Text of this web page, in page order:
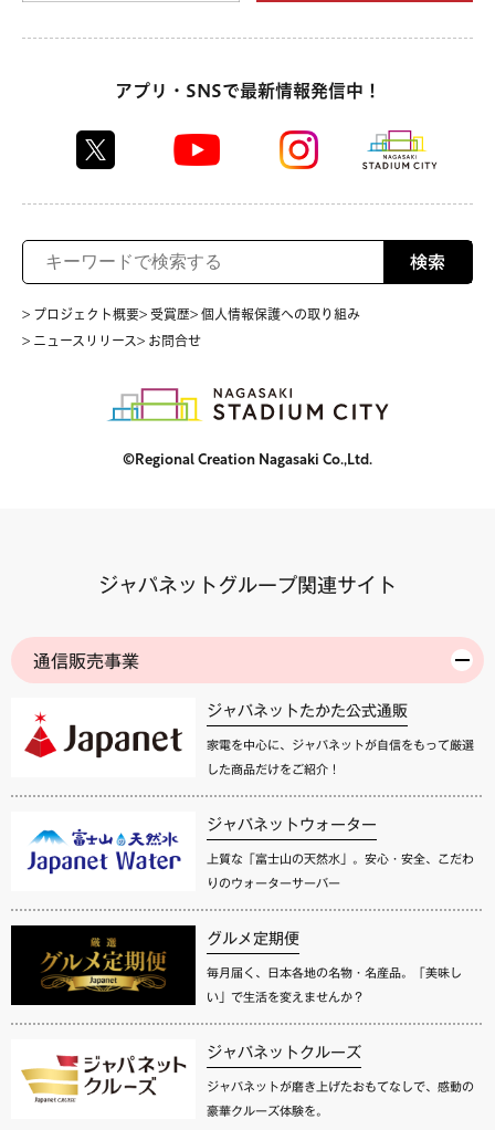
アプリ・SNSで最新情報発信中！
検索
> プロジェクト概要> 受賞歴> 個人情報保護への取り組み
> ニュースリリース> お問合せ
©Regional Creation Nagasaki Co.,Ltd.
ジャパネットグループ関連サイト
通信販売事業
ジャパネットたかた公式通販
家電を中心に、ジャパネットが自信をもって厳選
した商品だけをご紹介！
ジャパネットウォーター
上質な「富士山の天然水」。安心・安全、こだわ
りのウォーターサーバー
グルメ定期便
毎月届く、日本各地の名物・名産品。「美味し
い」で生活を変えませんか？
ジャパネットクルーズ
ジャパネットが磨き上げたおもてなしで、感動の
豪華クルーズ体験を。